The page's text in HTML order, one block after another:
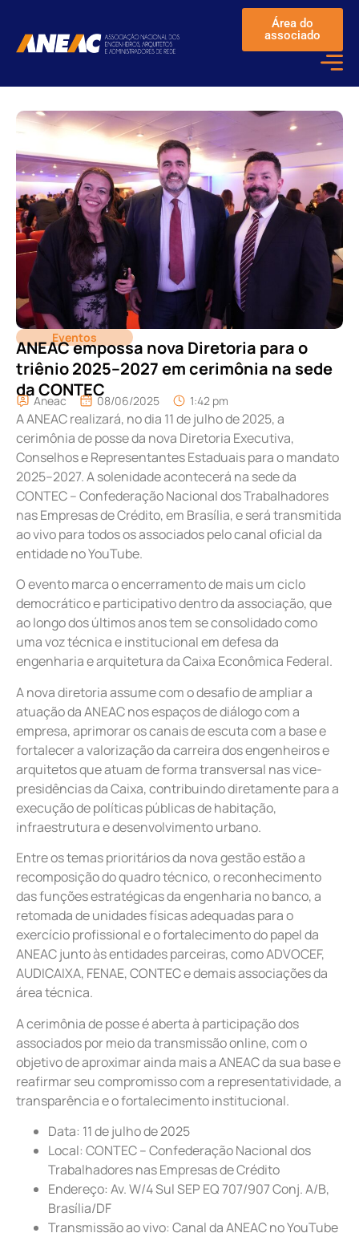
Área do
associado
Eventos
ANEAC empossa nova Diretoria para o
triênio 2025–2027 em cerimônia na sede
da CONTEC
Aneac 08/06/2025 1:42 pm
A ANEAC realizará, no dia 11 de julho de 2025, a
cerimônia de posse da nova Diretoria Executiva,
Conselhos e Representantes Estaduais para o mandato
2025–2027. A solenidade acontecerá na sede da
CONTEC – Confederação Nacional dos Trabalhadores
nas Empresas de Crédito, em Brasília, e será transmitida
ao vivo para todos os associados pelo canal oficial da
entidade no YouTube.
O evento marca o encerramento de mais um ciclo
democrático e participativo dentro da associação, que
ao longo dos últimos anos tem se consolidado como
uma voz técnica e institucional em defesa da
engenharia e arquitetura da Caixa Econômica Federal.
A nova diretoria assume com o desafio de ampliar a
atuação da ANEAC nos espaços de diálogo com a
empresa, aprimorar os canais de escuta com a base e
fortalecer a valorização da carreira dos engenheiros e
arquitetos que atuam de forma transversal nas vice-
presidências da Caixa, contribuindo diretamente para a
execução de políticas públicas de habitação,
infraestrutura e desenvolvimento urbano.
Entre os temas prioritários da nova gestão estão a
recomposição do quadro técnico, o reconhecimento
das funções estratégicas da engenharia no banco, a
retomada de unidades físicas adequadas para o
exercício profissional e o fortalecimento do papel da
ANEAC junto às entidades parceiras, como ADVOCEF,
AUDICAIXA, FENAE, CONTEC e demais associações da
área técnica.
A cerimônia de posse é aberta à participação dos
associados por meio da transmissão online, com o
objetivo de aproximar ainda mais a ANEAC da sua base e
reafirmar seu compromisso com a representatividade, a
transparência e o fortalecimento institucional.
Data: 11 de julho de 2025
Local: CONTEC – Confederação Nacional dos
Trabalhadores nas Empresas de Crédito
Endereço: Av. W/4 Sul SEP EQ 707/907 Conj. A/B,
Brasília/DF
Transmissão ao vivo: Canal da ANEAC no YouTube